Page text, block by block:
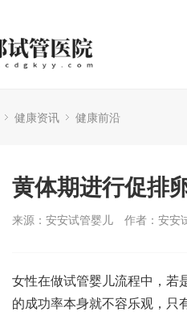
健康资讯 健康前沿
黄体期进行促排
来源：安安试管婴儿 作者：安安
女性在做试管婴儿流程中，若
的成功率本身就不容乐观，只